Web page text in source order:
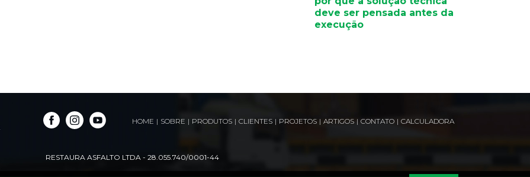
deve ser pensada antes da
execução
HOME | SOBRE | PRODUTOS | CLIENTES | PROJETOS | ARTIGOS | CONTATO | CALCULADORA
RESTAURA ASFALTO LTDA - 28.055.740/0001-44